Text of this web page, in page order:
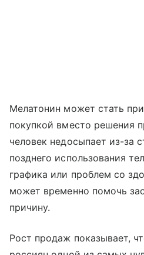
Мелатонин может стать
покупкой вместо решения
человек недосыпает из-за
позднего использования
графика или проблем со
может временно помочь
причину.
Рост продаж показывает,